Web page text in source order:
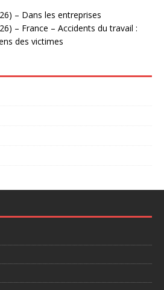
– Dans les entreprises
– France – Accidents du travail :
des victimes